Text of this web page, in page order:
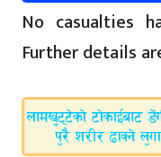
No casualties
Further details